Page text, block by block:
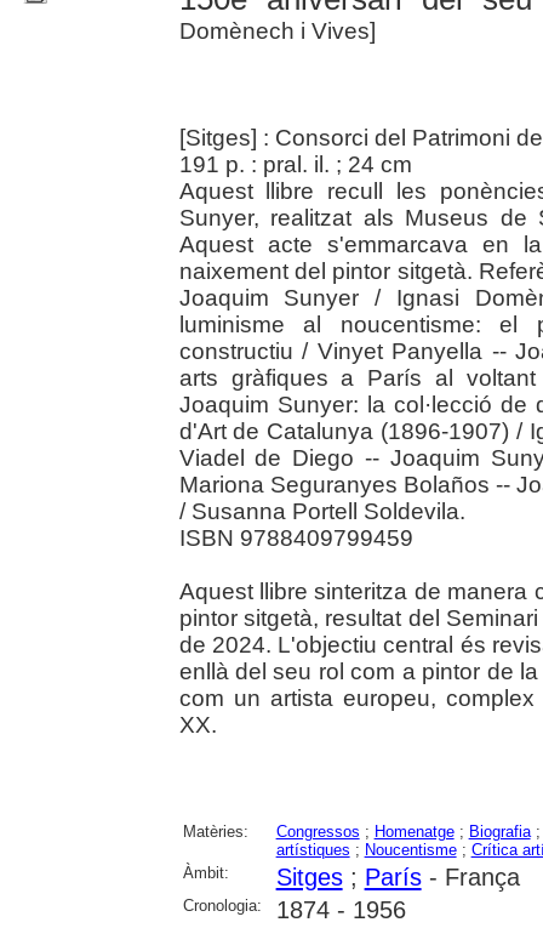
Domènech i Vives]
[Sitges] : Consorci del Patrimoni
191 p. : pral. il. ; 24 cm
Aquest llibre recull les
Sunyer, realitzat als Museus
Aquest acte s'emmarcava en
naixement del pintor sitgetà.
Joaquim Sunyer / Ignasi
luminisme al noucentisme:
constructiu / Vinyet Panyella --
arts gràfiques a París al
Joaquim Sunyer: la col·lecció
d'Art de Catalunya (1896-1907) /
Viadel de Diego -- Joaquim
Mariona Seguranyes Bolaños --
/ Susanna Portell Soldevila.
ISBN 9788409799459
Aquest llibre sinteritza de manera
pintor sitgetà, resultat del
de 2024. L'objectiu central és
enllà del seu rol com a pintor de
com un artista europeu,
XX.
Matèries: Congressos ; Homenatge; Biografia
artístiques ; Noucentisme; Crítica
Àmbit:
Sitges; París- França
Cronologia: 1874 - 1956